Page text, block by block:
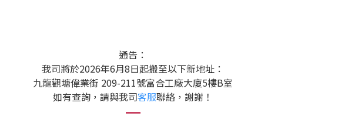
通告：
我司將於2026年6月8日起搬至以下新地址：
九龍觀塘偉業街 209-211號富合工廠大廈5樓B室
如有查詢，請與我司客服聯絡，謝謝！